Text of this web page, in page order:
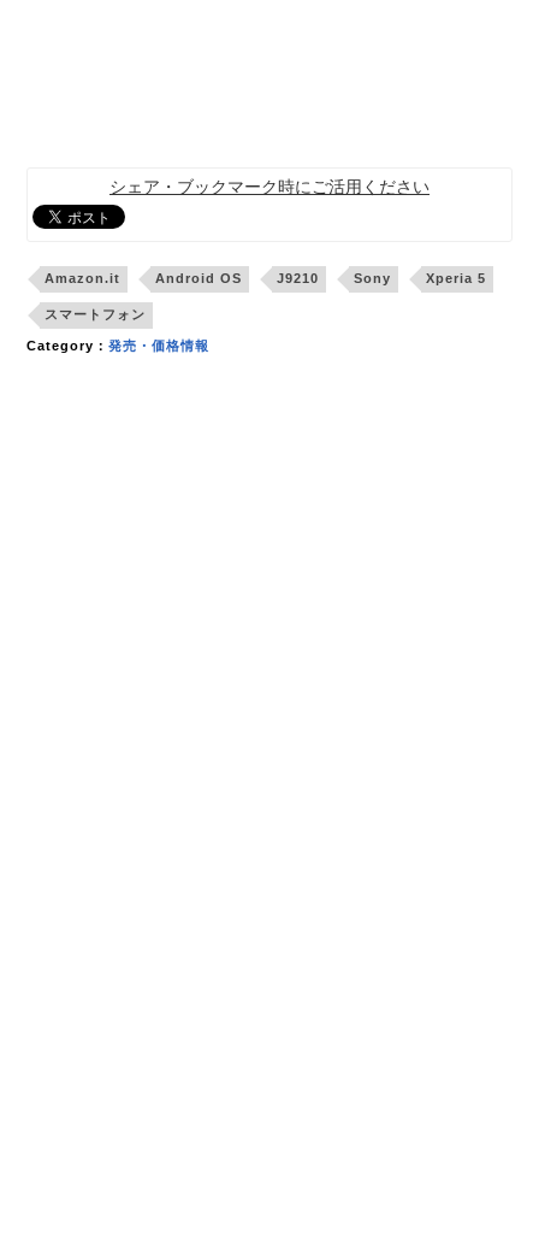
シェア・ブックマーク時にご活用ください
Amazon.it Android OS J9210 Sony Xperia 5
スマートフォン
Category：発売・価格情報